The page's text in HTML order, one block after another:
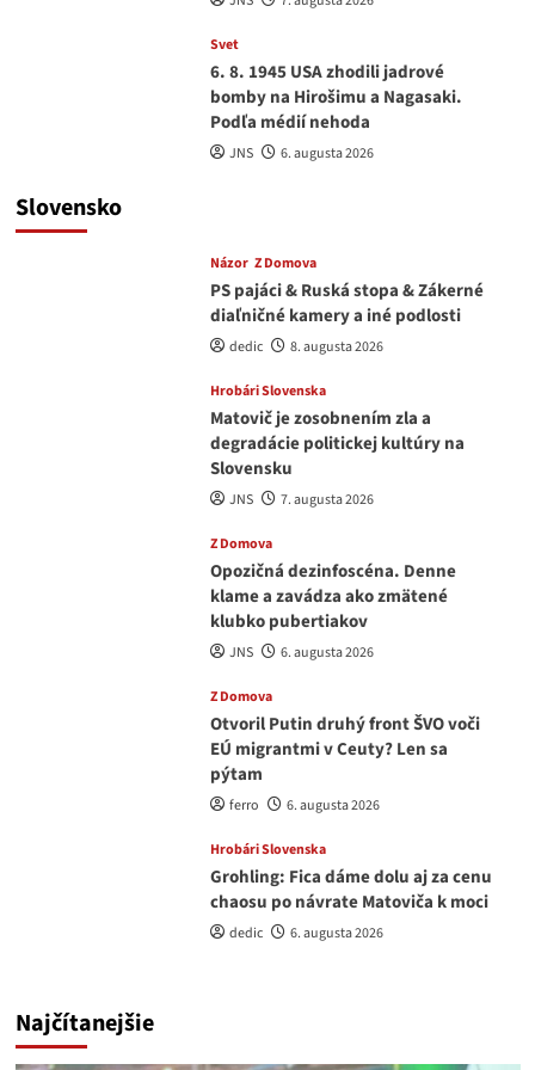
Svet
6. 8. 1945 USA zhodili jadrové
bomby na Hirošimu a Nagasaki.
Podľa médií nehoda
JNS 6. augusta 2026
Slovensko
Názor Z Domova
PS pajáci & Ruská stopa & Zákerné
diaľničné kamery a iné podlosti
dedic 8. augusta 2026
Hrobári Slovenska
Matovič je zosobnením zla a
degradácie politickej kultúry na
Slovensku
JNS 7. augusta 2026
Z Domova
Opozičná dezinfoscéna. Denne
klame a zavádza ako zmätené
klubko pubertiakov
JNS 6. augusta 2026
Z Domova
Otvoril Putin druhý front ŠVO voči
EÚ migrantmi v Ceuty? Len sa
pýtam
ferro 6. augusta 2026
Hrobári Slovenska
Grohling: Fica dáme dolu aj za cenu
chaosu po návrate Matoviča k moci
dedic 6. augusta 2026
Najčítanejšie